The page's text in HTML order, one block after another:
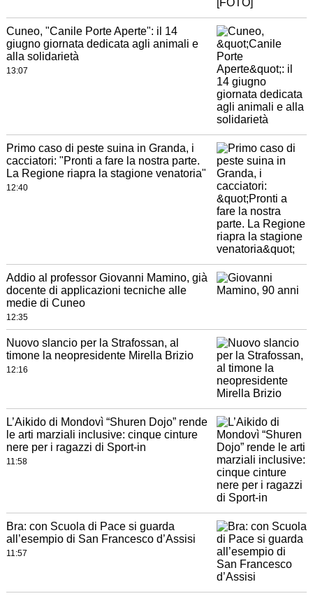
Cuneo, "Canile Porte Aperte": il 14
giugno giornata dedicata agli animali e
alla solidarietà
13:07
Primo caso di peste suina in Granda, i
cacciatori: "Pronti a fare la nostra parte.
La Regione riapra la stagione venatoria"
12:40
Addio al professor Giovanni Mamino, già
docente di applicazioni tecniche alle
medie di Cuneo
12:35
Nuovo slancio per la Strafossan, al
timone la neopresidente Mirella Brizio
12:16
L’Aikido di Mondovì “Shuren Dojo” rende
le arti marziali inclusive: cinque cinture
nere per i ragazzi di Sport-in
11:58
Bra: con Scuola di Pace si guarda
all’esempio di San Francesco d’Assisi
11:57